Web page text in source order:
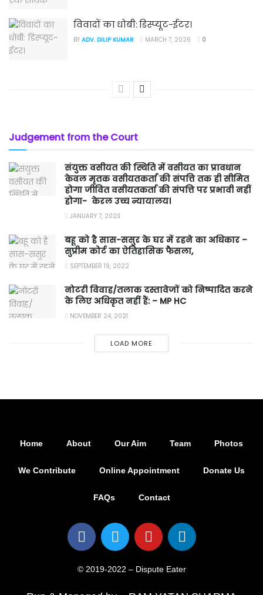
विवादों का धोबी: डिस्प्यूट-ईटर।
BY ADV. DILIP KUMAR MARCH 7, 2026 0
Judgement from the Court
संयुक्त वसीयत की स्थिति में वसीयत का प्रावधान
केवल मृतक वसीयतकर्ता की संपत्ति तक ही सीमित
होगा जीवित वसीयतकर्ता की संपत्ति पर प्रभावी नहीं
होगा- केरल उच्च न्यायालय।
JANUARY 7, 2023
बहू को है सास-ससुर के घर में रहने का अधिकार –
सुप्रीम कोर्ट का ऐतिहासिक फैसला,
SEPTEMBER 19, 2022
नोटरी विवाह/तलाक दस्तावेजों को निष्पादित करने
के लिए अधिकृत नहीं हैं: – MP HC
NOVEMBER 24, 2021
LOAD MORE
Home About Our Aim Team Photos
We Contribute Online Appointment Donate Us
FAQs Contact
© 2019-2022 – Dispute Eater